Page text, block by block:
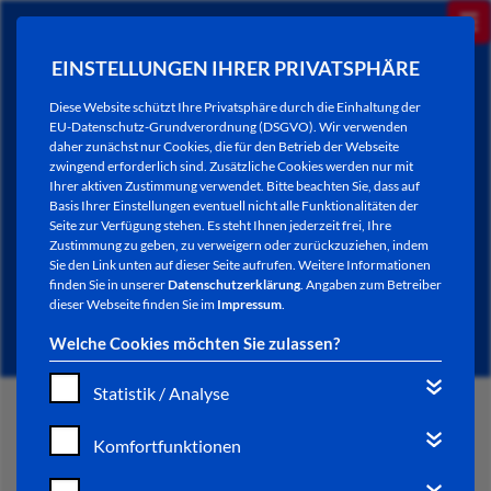
EINSTELLUNGEN IHRER PRIVATSPHÄRE
Diese Website schützt Ihre Privatsphäre durch die Einhaltung der
EU-Datenschutz-Grundverordnung (DSGVO). Wir verwenden
daher zunächst nur Cookies, die für den Betrieb der Webseite
zwingend erforderlich sind. Zusätzliche Cookies werden nur mit
Ihrer aktiven Zustimmung verwendet. Bitte beachten Sie, dass auf
Basis Ihrer Einstellungen eventuell nicht alle Funktionalitäten der
Seite zur Verfügung stehen. Es steht Ihnen jederzeit frei, Ihre
Zustimmung zu geben, zu verweigern oder zurückzuziehen, indem
Sie den Link unten auf dieser Seite aufrufen. Weitere Informationen
finden Sie in unsererDatenschutzerklärung. Angaben zum Betreiber
dieser Webseite finden Sie im Impressum.
Welche Cookies möchten Sie zulassen?
Statistik / Analyse
Komfortfunktionen
NEWSLETTER / CITY LETTER
START